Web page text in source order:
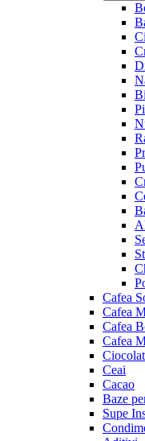
Cafea
Cafea
Cafea
Cafea
Ceai
Cacao
Baze
Supe